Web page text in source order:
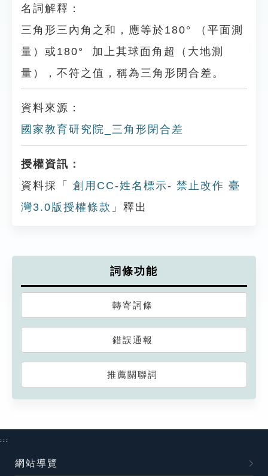
名詞解釋：
三角形三內角之和，應等於180° （平面測
量）或180° 加上其球面角超（大地測
量），不符之值，稱為三角形閉合差。
資料來源：
國家教育研究院_三角形閉合差
授權資訊：
資料採「
創用CC-姓名標示- 禁止改作 臺
灣3.0版授權條款 」釋出
詞條功能
轉寄詞條
錯誤通報
推薦關聯詞
:::
網站導覽